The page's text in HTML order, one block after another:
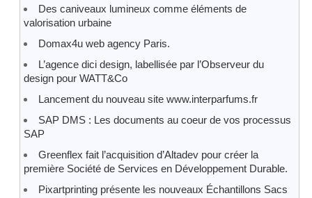
Des caniveaux lumineux comme éléments de
valorisation urbaine
Domax4u web agency Paris.
L’agence dici design, labellisée par l’Observeur du
design pour WATT&Co
Lancement du nouveau site www.interparfums.fr
SAP DMS : Les documents au coeur de vos processus
SAP
Greenflex fait l’acquisition d’Altadev pour créer la
première Société de Services en Développement Durable.
Pixartprinting présente les nouveaux Échantillons Sacs